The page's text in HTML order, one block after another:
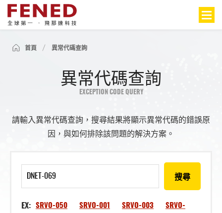
首頁 異常代碼查詢
異常代碼查詢
EXCEPTION CODE QUERY
請輸入異常代碼查詢，搜尋結果將顯示異常代碼的錯誤原
因，與如何排除該問題的解決方案。
搜尋
EX: SRVO-050 SRVO-001 SRVO-003
SRVO-